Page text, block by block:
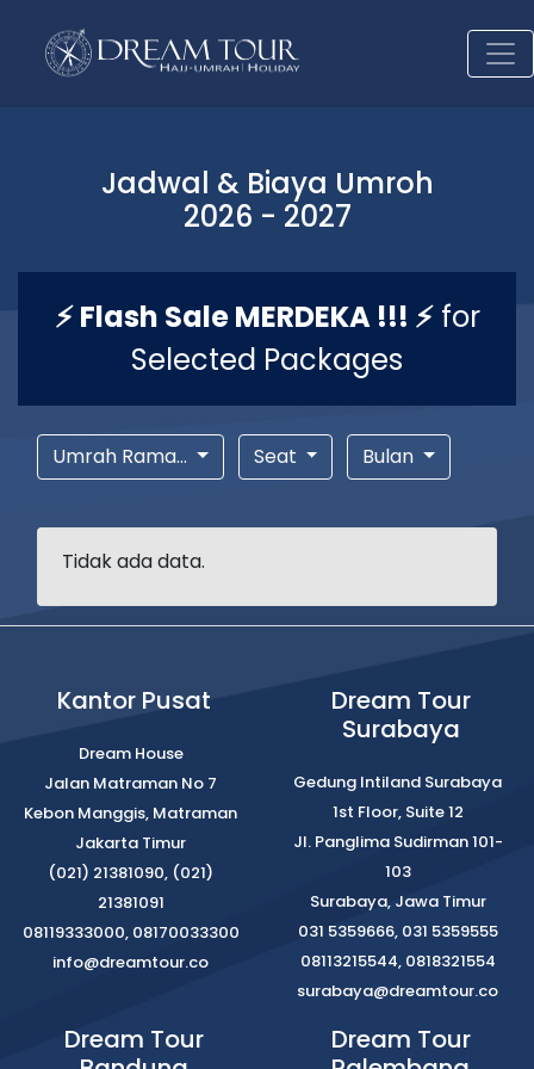
Jadwal & Biaya Umroh
2026 - 2027
⚡ Flash Sale MERDEKA !!! ⚡for
Selected Packages
Umrah Rama... Seat Bulan
Tidak ada data.
Kantor Pusat
Dream House
Jalan Matraman No 7
Kebon Manggis, Matraman
Jakarta Timur
(021) 21381090, (021)
21381091
08119333000, 08170033300
info@dreamtour.co
Dream Tour
Surabaya
Gedung Intiland Surabaya
1st Floor, Suite 12
Jl. Panglima Sudirman 101-
103
Surabaya, Jawa Timur
031 5359666, 031 5359555
08113215544, 0818321554
surabaya@dreamtour.co
Dream Tour
Dream Tour